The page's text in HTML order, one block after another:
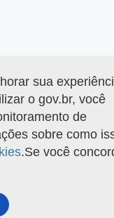
sua
o gov.br, você
de
sobre como
.Se você